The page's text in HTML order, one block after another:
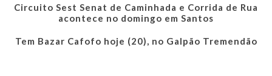
Circuito Sest Senat de Caminhada e Corrida de Rua
acontece no domingo em Santos
Tem Bazar Cafofo hoje (20), no Galpão Tremendão